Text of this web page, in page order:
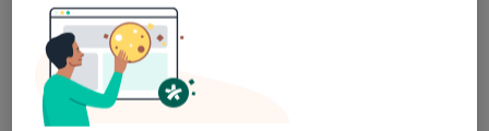
Szpital Powiatowy im. Dr Wojciecha Oczki
Samodzielny Publiczny Zakład Opieki
Zdrowotnej w Bełżycach
Lubelska 90,